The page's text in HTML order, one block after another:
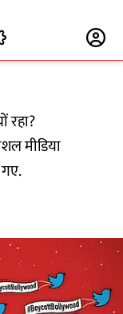
रहा?
मीडिया